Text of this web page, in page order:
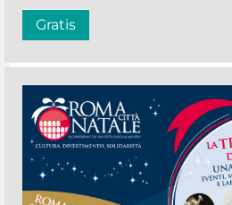
Gratis